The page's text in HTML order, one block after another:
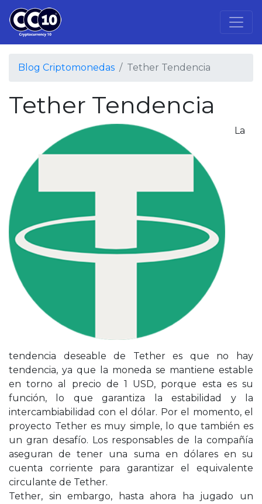
Blog Criptomonedas Tether Tendencia
Tether Tendencia
La
tendencia deseable de Tether es que no hay
tendencia, ya que la moneda se mantiene estable
en torno al precio de 1 USD, porque esta es su
función, lo que garantiza la estabilidad y la
intercambiabilidad con el dólar. Por el momento, el
proyecto Tether es muy simple, lo que también es
un gran desafío. Los responsables de la compañía
aseguran de tener una suma en dólares en su
cuenta corriente para garantizar el equivalente
circulante de Tether.
Tether, sin embargo, hasta ahora ha jugado un